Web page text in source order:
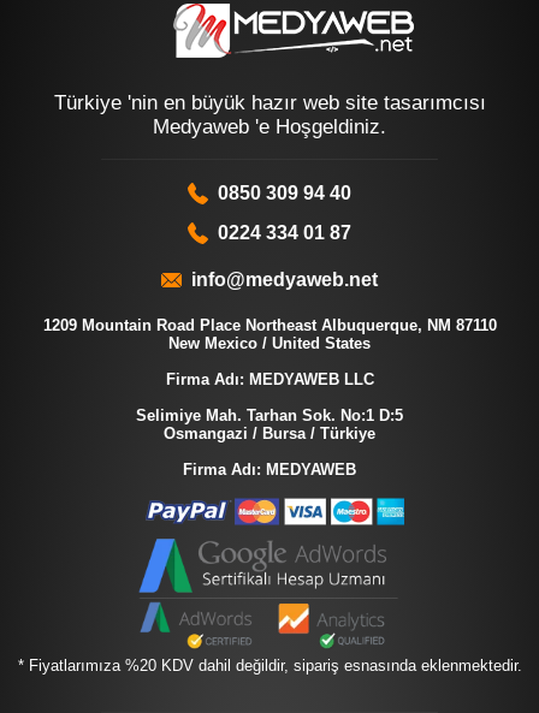
Türkiye 'nin en büyük hazır web site tasarımcısı
Medyaweb 'e Hoşgeldiniz.
0850 309 94 40
0224 334 01 87
info@medyaweb.net
1209 Mountain Road Place Northeast Albuquerque, NM 87110
New Mexico / United States
Firma Adı: MEDYAWEB LLC
Selimiye Mah. Tarhan Sok. No:1 D:5
Osmangazi / Bursa / Türkiye
Firma Adı: MEDYAWEB
* Fiyatlarımıza %20 KDV dahil değildir, sipariş esnasında eklenmektedir.